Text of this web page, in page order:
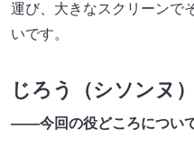
運び、大きなスクリーンで
いです。
じろう（シソンヌ
――今回の役どころについ